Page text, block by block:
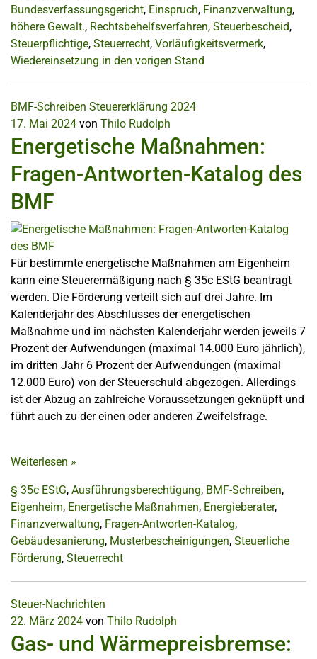
Bundesverfassungsgericht, Einspruch, Finanzverwaltung,
höhere Gewalt., Rechtsbehelfsverfahren, Steuerbescheid,
Steuerpflichtige, Steuerrecht, Vorläufigkeitsvermerk,
Wiedereinsetzung in den vorigen Stand
BMF-Schreiben Steuererklärung 2024
17. Mai 2024 von Thilo Rudolph
Energetische Maßnahmen:
Fragen-Antworten-Katalog des
BMF
Für bestimmte energetische Maßnahmen am Eigenheim
kann eine Steuerermäßigung nach § 35c EStG beantragt
werden. Die Förderung verteilt sich auf drei Jahre. Im
Kalenderjahr des Abschlusses der energetischen
Maßnahme und im nächsten Kalenderjahr werden jeweils 7
Prozent der Aufwendungen (maximal 14.000 Euro jährlich),
im dritten Jahr 6 Prozent der Aufwendungen (maximal
12.000 Euro) von der Steuerschuld abgezogen. Allerdings
ist der Abzug an zahlreiche Voraussetzungen geknüpft und
führt auch zu der einen oder anderen Zweifelsfrage.
Weiterlesen »
§ 35c EStG, Ausführungsberechtigung, BMF-Schreiben,
Eigenheim, Energetische Maßnahmen, Energieberater,
Finanzverwaltung, Fragen-Antworten-Katalog,
Gebäudesanierung, Musterbescheinigungen, Steuerliche
Förderung, Steuerrecht
Steuer-Nachrichten
22. März 2024 von Thilo Rudolph
Gas- und Wärmepreisbremse: